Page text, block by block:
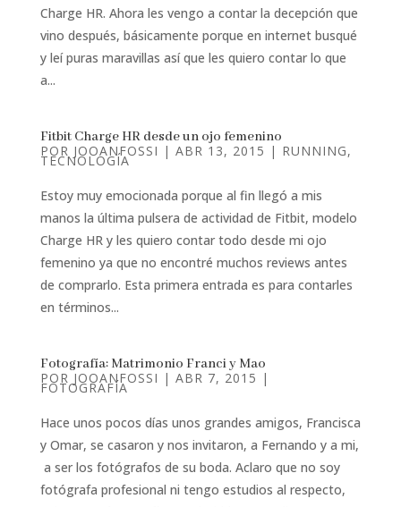
Charge HR. Ahora les vengo a contar la decepción que
vino después, básicamente porque en internet busqué
y leí puras maravillas así que les quiero contar lo que
a...
Fitbit Charge HR desde un ojo femenino
POR JOOANFOSSI | ABR 13, 2015 | RUNNING,
TECNOLOGÍA
Estoy muy emocionada porque al fin llegó a mis
manos la última pulsera de actividad de Fitbit, modelo
Charge HR y les quiero contar todo desde mi ojo
femenino ya que no encontré muchos reviews antes
de comprarlo. Esta primera entrada es para contarles
en términos...
Fotografía: Matrimonio Franci y Mao
POR JOOANFOSSI | ABR 7, 2015 |
FOTOGRAFÍA
Hace unos pocos días unos grandes amigos, Francisca
y Omar, se casaron y nos invitaron, a Fernando y a mi,
a ser los fotógrafos de su boda. Aclaro que no soy
fotógrafa profesional ni tengo estudios al respecto,